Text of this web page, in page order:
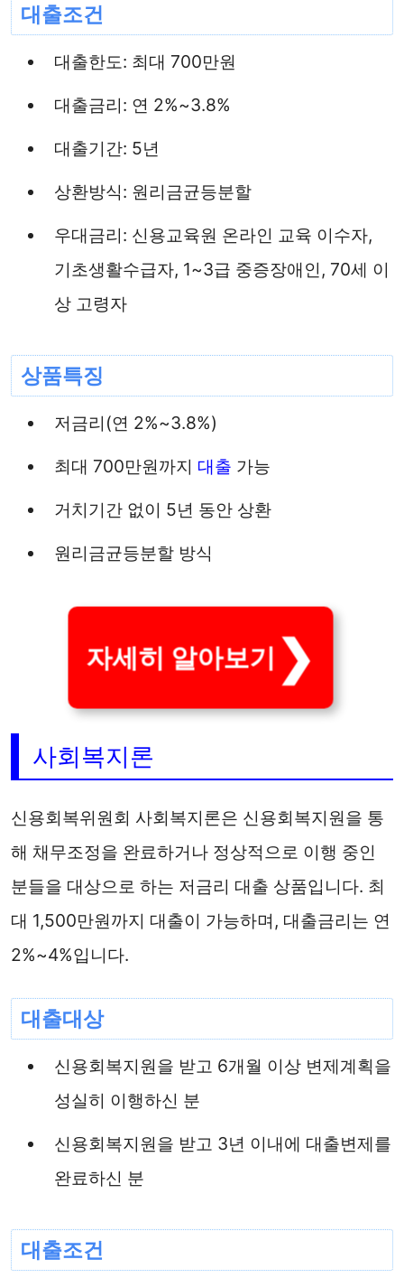
대출조건
대출한도: 최대 700만원
대출금리: 연 2%~3.8%
대출기간: 5년
상환방식: 원리금균등분할
우대금리: 신용교육원 온라인 교육 이수자,
기초생활수급자, 1~3급 중증장애인, 70세 이
상 고령자
상품특징
저금리(연 2%~3.8%)
최대 700만원까지 대출 가능
거치기간 없이 5년 동안 상환
원리금균등분할 방식
자세히 알아보기
사회복지론
신용회복위원회 사회복지론은 신용회복지원을 통
해 채무조정을 완료하거나 정상적으로 이행 중인
분들을 대상으로 하는 저금리 대출 상품입니다. 최
대 1,500만원까지 대출이 가능하며, 대출금리는 연
2%~4%입니다.
대출대상
신용회복지원을 받고 6개월 이상 변제계획을
성실히 이행하신 분
신용회복지원을 받고 3년 이내에 대출변제를
완료하신 분
대출조건